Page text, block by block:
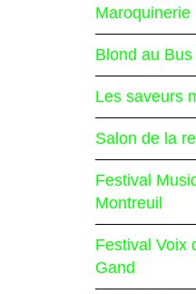
Maroquinerie
Blond au
Les saveurs
Salon de la
Festival
Montreuil
Festival Voix
Gand